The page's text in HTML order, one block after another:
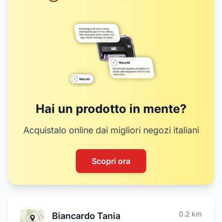
Hai un prodotto in mente?
Acquistalo online dai migliori negozi italiani
Scopri ora
Biancardo Tania 0.2 km